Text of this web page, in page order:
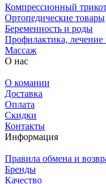
Компрессионный
Ортопедические товары
Беременность и роды
Профилактика, лечение
Массаж
О нас
О комании
Доставка
Оплата
Скидки
Контакты
Информация
Правила обмена и
Бренды
Качество